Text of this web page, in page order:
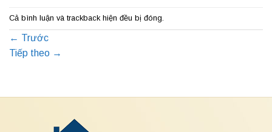
Cả bình luận và trackback hiện đều bị đóng.
← Trước
Tiếp theo →